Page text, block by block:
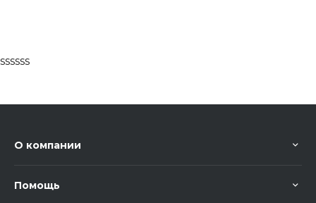
ssssss
О компании
Помощь